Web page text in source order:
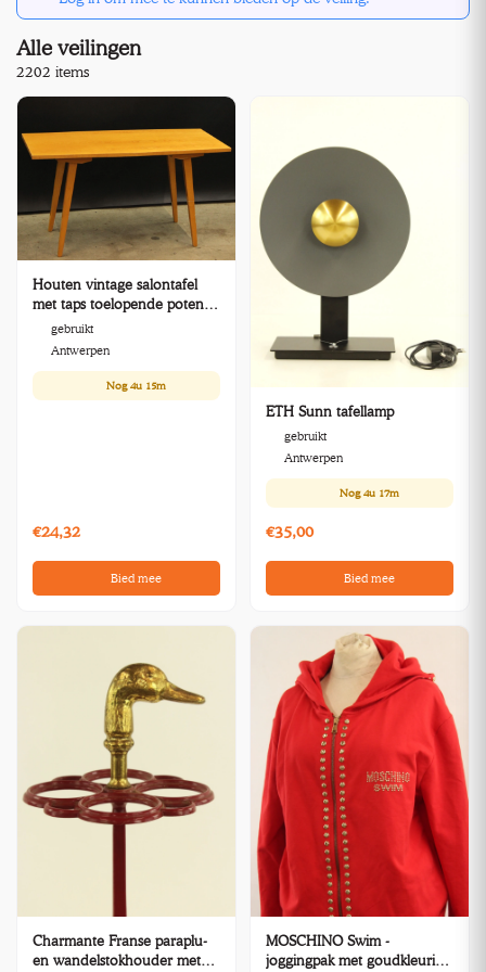
Alle veilingen
2202 items
Houten vintage salontafel
met taps toelopende poten -
jaren 50/60 stijl
gebruikt
Antwerpen
Nog4u 15m
€24,32
Bied mee
ETH Sunn tafellamp
gebruikt
Antwerpen
Nog4u 17m
€35,00
Bied mee
Charmante Franse paraplu-
en wandelstokhouder met
MOSCHINO Swim -
joggingpak met goudkleurige